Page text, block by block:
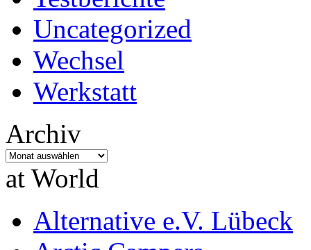
Uncategorized
Wechsel
Werkstatt
Archiv
Archiv
at World
Alternative e.V. Lübeck